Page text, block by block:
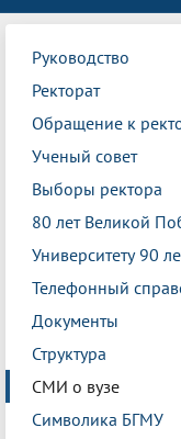
Руководство
Ректорат
Обращение к
Ученый совет
Выборы ректора
80 лет Великой
Университету 90
Телефонный
Документы
Структура
СМИ о вузе
Символика БГМУ